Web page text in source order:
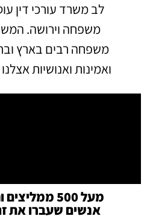
לב משרד עורכי דין
משפחה וירושה.
משפחה רבים בארץ
ואמינות ואנושיות
מעל 500
אנשים שעברו את